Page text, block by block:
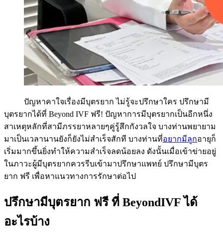
ปัญหาคาใจเรื่องมีบุตรยาก ไม่รู้จะปรึกษาใคร ปรึกษามี
บุตรยากได้ที่ Beyond IVF ฟรี! ปัญหาการมีบุตรยากเป็นอีกหนึ่ง
สาเหตุหลักที่สามีภรรยาหลายๆคู่รู้สึกกังวลใจ บางท่านพยายาม
มาเป็นเวลานานยังก็ยังไม่สำเร็จสักที บางท่านที่อยากมีลูกอายุก็
เริ่มมากขึ้นยิ่งทำให้ความสำเร็จลดน้อยลง ดังนั้นเมื่อเข้าข่ายอยู่
ในภาวะผู้มีบุตรยากควรรีบเข้ามาปรึกษาแพทย์ ปรึกษามีบุตร
ยาก ฟรี เพื่อหาแนวทางการรักษาต่อไป
ปรึกษามีบุตรยาก ฟรี ที่ BeyondIVF ได้
อะไรบ้าง